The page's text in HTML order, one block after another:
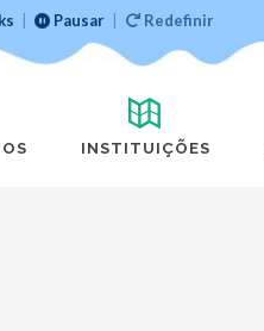
Pausar Redefinir
INSTITUIÇÕES